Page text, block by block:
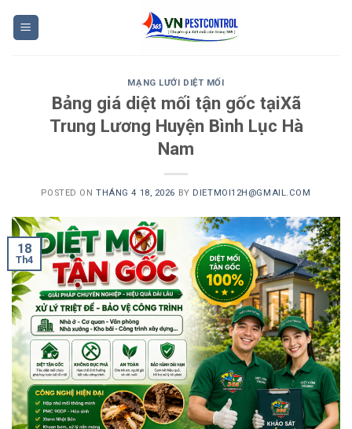
MẠNG LƯỚI DIỆT MỐI
Bảng giá diệt mối tận gốc tạiXã
Trung Lương Huyện Bình Lục Hà
Nam
POSTED ONTHÁNG 4 18, 2026 BY DIETMOI12H@GMAIL.COM
18
Th4